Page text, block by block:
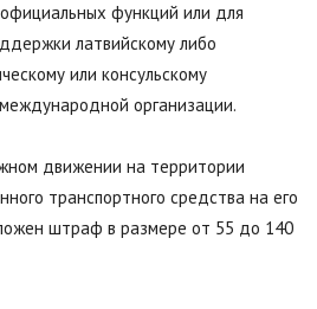
функций или для
латвийскому либо
или консульскому
организации.
движении на территории
транспортного средства на его
штраф в размере от 55 до 140